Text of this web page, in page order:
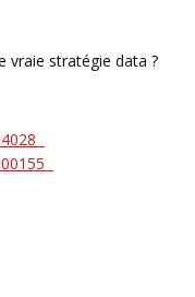
vraie stratégie data ?